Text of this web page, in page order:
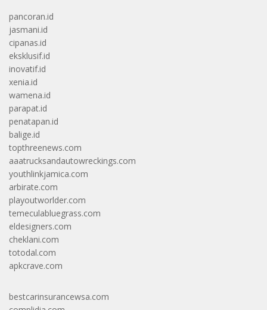
pancoran.id
jasmani.id
cipanas.id
eksklusif.id
inovatif.id
xenia.id
wamena.id
parapat.id
penatapan.id
balige.id
topthreenews.com
aaatrucksandautowreckings.com
youthlinkjamica.com
arbirate.com
playoutworlder.com
temeculabluegrass.com
eldesigners.com
cheklani.com
totodal.com
apkcrave.com
bestcarinsurancewsa.com